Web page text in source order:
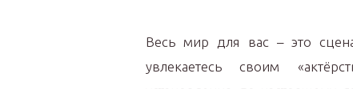
Весь мир для вас – это
увлекаетесь своим